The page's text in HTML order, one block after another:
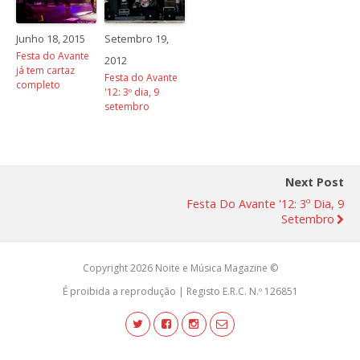
Junho 18, 2015
Festa do Avante
já tem cartaz
completo
Setembro 19,
2012
Festa do Avante
'12: 3º dia, 9
setembro
Next Post
Festa Do Avante '12: 3º Dia, 9
Setembro
Copyright 2026 Noite e Música Magazine ©
É proibida a reprodução | Registo E.R.C. N.º 126851